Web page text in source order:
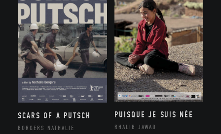
SCARS OF A PUTSCH
BORGERS NATHALIE
PUISQUE JE SUIS NÉE
RHALIB JAWAD